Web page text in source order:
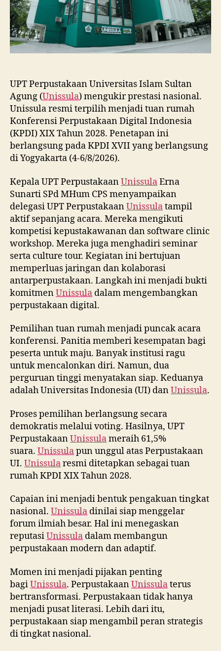
UPT Perpustakaan Universitas Islam Sultan
Agung (Unissula) mengukir prestasi nasional.
Unissula resmi terpilih menjadi tuan rumah
Konferensi Perpustakaan Digital Indonesia
(KPDI) XIX Tahun 2028. Penetapan ini
berlangsung pada KPDI XVII yang berlangsung
di Yogyakarta (4-6/8/2026).
Kepala UPT PerpustakaanUnissulaErna
Sunarti SPd MHum CPS menyampaikan
delegasi UPT PerpustakaanUnissulatampil
aktif sepanjang acara. Mereka mengikuti
kompetisi kepustakawanan dan software clinic
workshop. Mereka juga menghadiri seminar
serta culture tour. Kegiatan ini bertujuan
memperluas jaringan dan kolaborasi
antarperpustakaan. Langkah ini menjadi bukti
komitmenUnissula dalam mengembangkan
perpustakaan digital.
Pemilihan tuan rumah menjadi puncak acara
konferensi. Panitia memberi kesempatan bagi
peserta untuk maju. Banyak institusi ragu
untuk mencalonkan diri. Namun, dua
perguruan tinggi menyatakan siap. Keduanya
adalah Universitas Indonesia (UI) danUnissula.
Proses pemilihan berlangsung secara
demokratis melalui voting. Hasilnya, UPT
PerpustakaanUnissulameraih 61,5%
suara. Unissulapun unggul atas Perpustakaan
UI. Unissularesmi ditetapkan sebagai tuan
rumah KPDI XIX Tahun 2028.
Capaian ini menjadi bentuk pengakuan tingkat
nasional. Unissula dinilai siap menggelar
forum ilmiah besar. Hal ini menegaskan
reputasiUnissula dalam membangun
perpustakaan modern dan adaptif.
Momen ini menjadi pijakan penting
bagiUnissula. PerpustakaanUnissulaterus
bertransformasi. Perpustakaan tidak hanya
menjadi pusat literasi. Lebih dari itu,
perpustakaan siap mengambil peran strategis
di tingkat nasional.